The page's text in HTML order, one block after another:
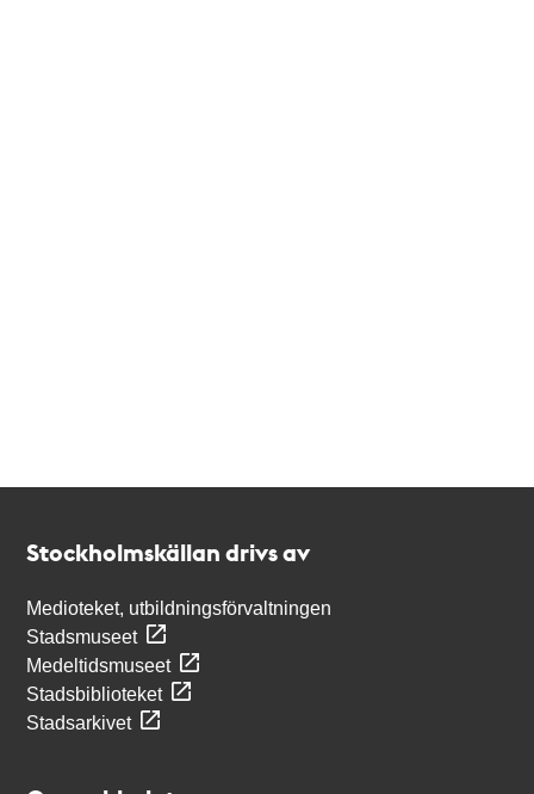
Stockholmskällan drivs av
Medioteket, utbildningsförvaltningen
Stadsmuseet
Medeltidsmuseet
Stadsbiblioteket
Stadsarkivet